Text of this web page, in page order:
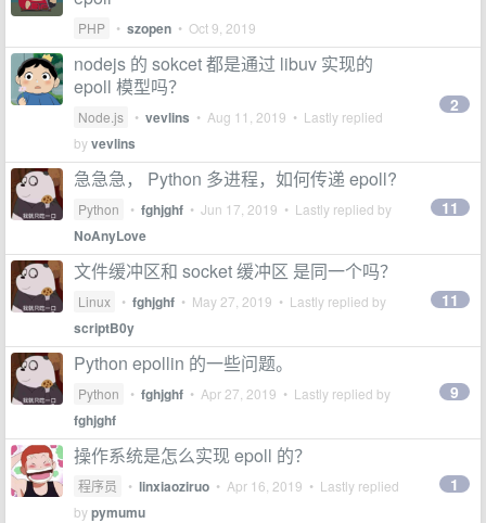
PHP • szopen • Oct 9, 2019
nodejs 的 sokcet 都是通过 libuv 实现的
epoll 模型吗？
Node.js • vevlins • Aug 11, 2019 • Lastly replied
byvevlins
2
急急急， Python 多进程，如何传递 epoll?
Python • fghjghf • Jun 17, 2019 • Lastly replied by
NoAnyLove
11
文件缓冲区和 socket 缓冲区 是同一个吗？
Linux • fghjghf • May 27, 2019 • Lastly replied by
scriptB0y
11
Python epollin 的一些问题。
Python • fghjghf • Apr 27, 2019 • Lastly replied by
fghjghf
9
操作系统是怎么实现 epoll 的？
程序员 • linxiaoziruo • Apr 16, 2019 • Lastly replied
bypymumu
1